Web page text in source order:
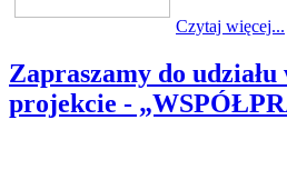
Czytaj więcej...
Zapraszamy do udziału
projekcie -